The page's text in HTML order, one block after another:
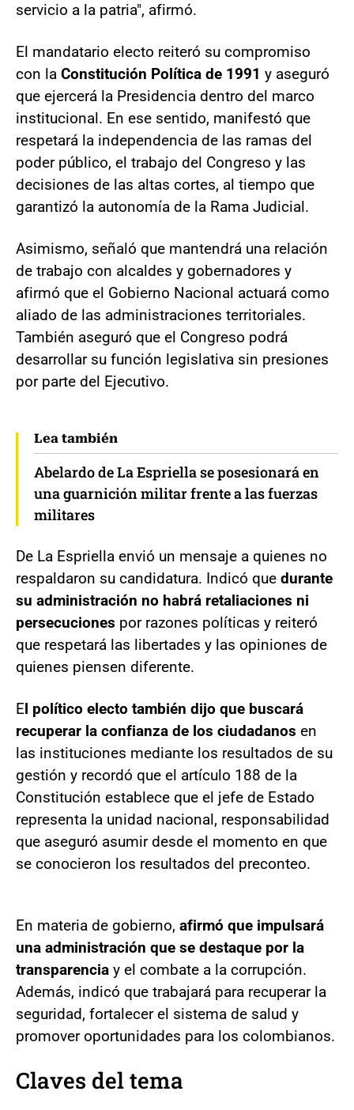
servicio a la patria", afirmó.
El mandatario electo reiteró su compromiso
con la Constitución Política de 1991 y aseguró
que ejercerá la Presidencia dentro del marco
institucional. En ese sentido, manifestó que
respetará la independencia de las ramas del
poder público, el trabajo del Congreso y las
decisiones de las altas cortes, al tiempo que
garantizó la autonomía de la Rama Judicial.
Asimismo, señaló que mantendrá una relación
de trabajo con alcaldes y gobernadores y
afirmó que el Gobierno Nacional actuará como
aliado de las administraciones territoriales.
También aseguró que el Congreso podrá
desarrollar su función legislativa sin presiones
por parte del Ejecutivo.
Lea también
Abelardo de La Espriella se posesionará en
una guarnición militar frente a las fuerzas
militares
De La Espriella envió un mensaje a quienes no
respaldaron su candidatura. Indicó que durante
su administración no habrá retaliaciones ni
persecuciones por razones políticas y reiteró
que respetará las libertades y las opiniones de
quienes piensen diferente.
El político electo también dijo que buscará
recuperar la confianza de los ciudadanos en
las instituciones mediante los resultados de su
gestión y recordó que el artículo 188 de la
Constitución establece que el jefe de Estado
representa la unidad nacional, responsabilidad
que aseguró asumir desde el momento en que
se conocieron los resultados del preconteo.
En materia de gobierno, afirmó que impulsará
una administración que se destaque por la
transparencia y el combate a la corrupción.
Además, indicó que trabajará para recuperar la
seguridad, fortalecer el sistema de salud y
promover oportunidades para los colombianos.
Claves del tema